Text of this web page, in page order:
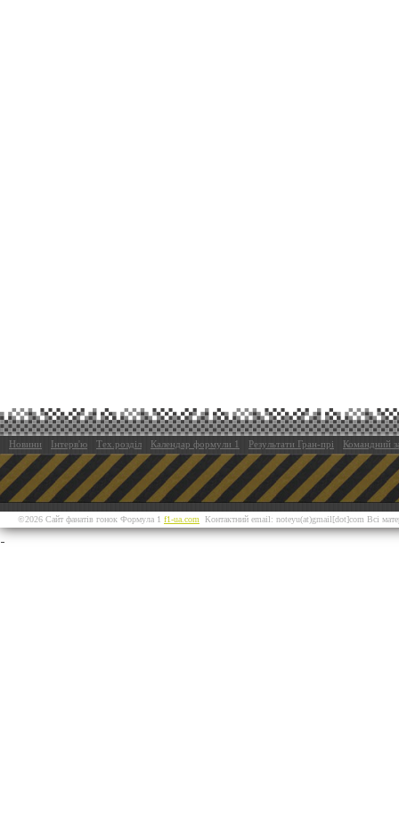
Новини Інтерв'ю Тех.розділ Календар формули 1 Результати Гран-прі Командний
©2026 Сайт фанатів гонок Формула 1 f1-ua.com Контактний email: noteyu(at)gmail[dot]com Всі